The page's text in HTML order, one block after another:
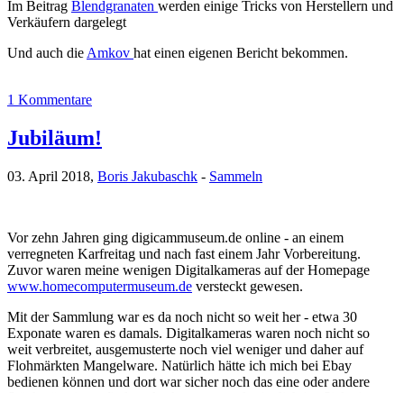
Im Beitrag Blendgranaten werden einige Tricks von Herstellern und
Verkäufern dargelegt
Und auch die Amkov hat einen eigenen Bericht bekommen.
1 Kommentare
Jubiläum!
03. April 2018, Boris Jakubaschk - Sammeln
Vor zehn Jahren ging digicammuseum.de online - an einem
verregneten Karfreitag und nach fast einem Jahr Vorbereitung.
Zuvor waren meine wenigen Digitalkameras auf der Homepage
www.homecomputermuseum.de versteckt gewesen.
Mit der Sammlung war es da noch nicht so weit her - etwa 30
Exponate waren es damals. Digitalkameras waren noch nicht so
weit verbreitet, ausgemusterte noch viel weniger und daher auf
Flohmärkten Mangelware. Natürlich hätte ich mich bei Ebay
bedienen können und dort war sicher noch das eine oder andere